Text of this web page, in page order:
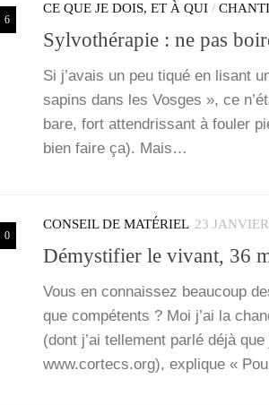
6
CE QUE JE DOIS, ET À QUI /
Sylvothérapie : ne pas
Si j’a­vais un peu tiqué en lisant
sapins dans les Vosges », ce
bare, fort atten­dris­sant à fou­ler
bien faire ça). Mais…
0
CONSEIL DE MATÉRIEL 23
Démystifier le vivant, 36
Vous en connais­sez beau­coup
que com­pé­tents ? Moi j’ai la
(dont j’ai tel­le­ment par­lé déjà
www.cortecs.org), explique «